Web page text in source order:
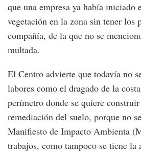
que una empresa ya había iniciado
vegetación en la zona sin tener los
compañía, de la que no se
multada.
El Centro advierte que todavía no
labores como el dragado de la
perímetro donde se quiere
remediación del suelo, porque no
Manifiesto de Impacto Ambienta
trabajos, como tampoco se tiene la